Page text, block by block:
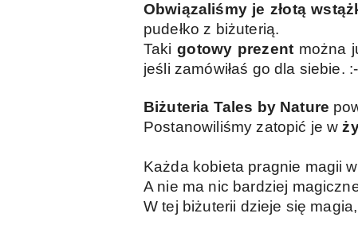
Obwiązaliśmy je złotą
pudełko z biżuterią.
Takigotowy prezent można
jeśli zamówiłaś go dla siebie.
Biżuteria Tales by Nature
Postanowiliśmy zatopić je w
Każda kobieta pragnie magii
A nie ma nic bardziej
W tej biżuterii dzieje się